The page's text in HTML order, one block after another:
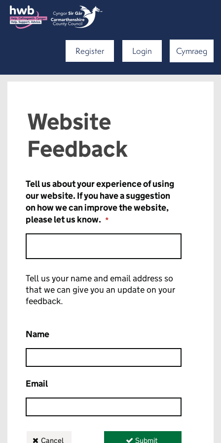
Register Login Cymraeg